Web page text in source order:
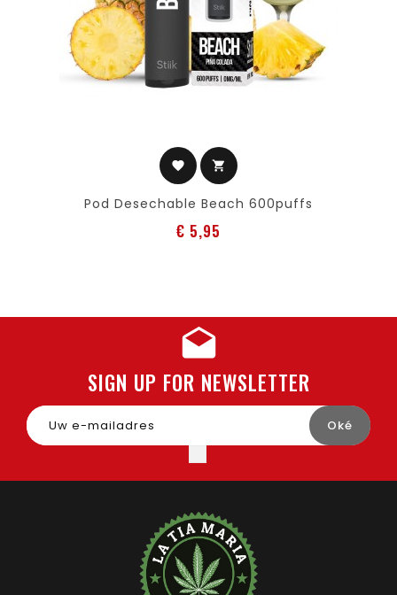
favorite shopping_cart
Pod Desechable Beach 600puffs
€ 5,95
SIGN UP FOR NEWSLETTER